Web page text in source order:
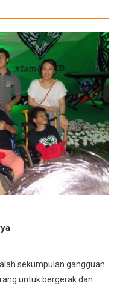
sekumpulan gangguan
untuk bergerak dan